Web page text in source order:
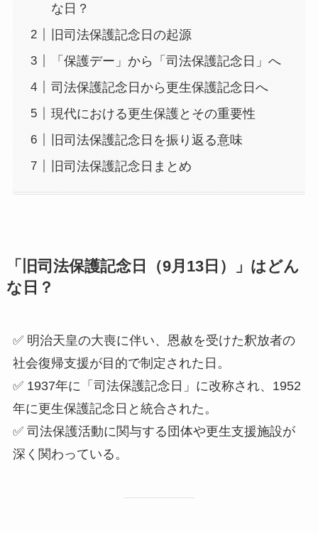
な日？
旧司法保護記念日の起源
「保護デー」から「司法保護記念日」へ
司法保護記念日から更生保護記念日へ
現代における更生保護とその重要性
旧司法保護記念日を振り返る意味
旧司法保護記念日まとめ
「旧司法保護記念日（9月13日）」はどん
な日？
✅ 明治天皇の大喪に伴い、恩赦を受けた釈放者の
社会復帰支援が目的で制定された日。
✅ 1937年に「司法保護記念日」に改称され、1952
年に更生保護記念日と統合された。
✅ 司法保護活動に関与する団体や更生支援施設が
深く関わっている。